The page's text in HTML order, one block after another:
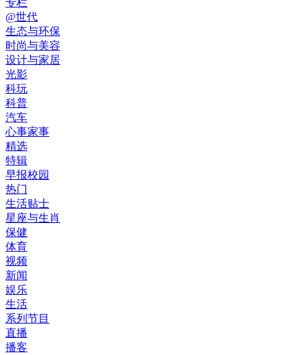
专栏
@世代
生态与环保
时尚与美容
设计与家居
光影
科玩
科普
汽车
心事家事
精选
特辑
早报校园
热门
生活贴士
星座与生肖
保健
体育
视频
新闻
娱乐
生活
系列节目
直播
播客